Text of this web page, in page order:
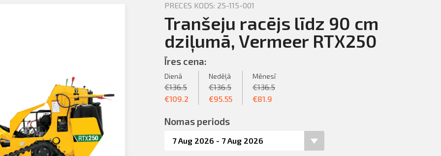
PRECES KODS: 25-115-001
Tranšeju racējs līdz 90 cm
dziļumā, Vermeer RTX250
Īres cena:
Dienā
€136.5
€109.2
Nedēļā
€136.5
€95.55
Mēnesī
€136.5
€81.9
Nomas periods